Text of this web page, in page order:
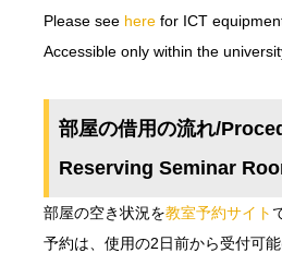
Please see here for ICT
Accessible only within the
部屋の借用の流れ/
Reserving Seminar
部屋の空き状況を教室予約サイト
予約は、使用の2日前から受付可